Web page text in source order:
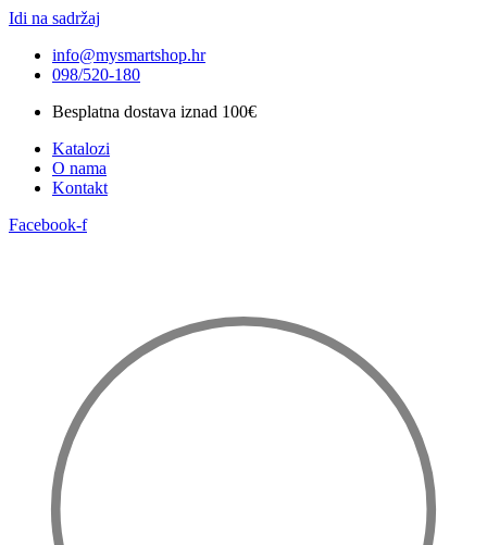
Idi na sadržaj
info@mysmartshop.hr
098/520-180
Besplatna dostava iznad 100€
Katalozi
O nama
Kontakt
Facebook-f